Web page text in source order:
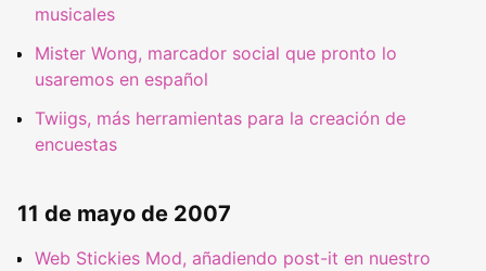
musicales
Mister Wong, marcador social que pronto lo
usaremos en español
Twiigs, más herramientas para la creación de
encuestas
11 de mayo de 2007
Web Stickies Mod, añadiendo post-it en nuestro